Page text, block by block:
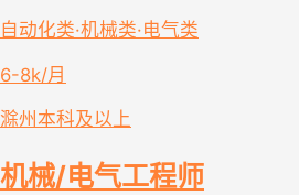
自动化类·机械类·电气类
6-8k/月
滁州 本科及以上
机械/电气工程师